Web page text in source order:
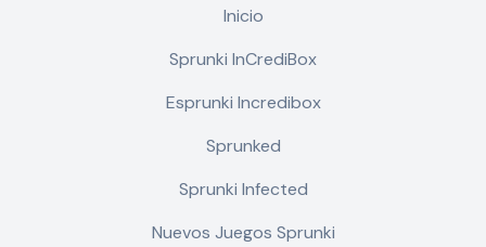
Inicio
Sprunki InCrediBox
Esprunki Incredibox
Sprunked
Sprunki Infected
Nuevos Juegos Sprunki